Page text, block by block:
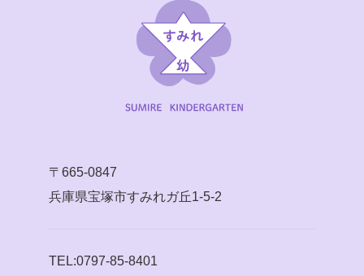
〒665-0847
兵庫県宝塚市すみれガ丘1-5-2
TEL:0797-85-8401